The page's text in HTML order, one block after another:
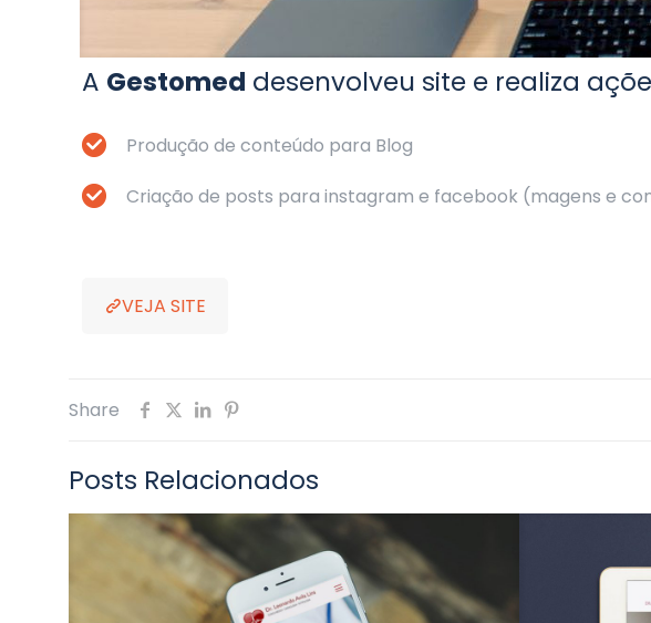
A Gestomed desenvolveu site e realiza
Produção de conteúdo para Blog
Criação de posts para instagram e facebook (magens e
VEJA SITE
Share
Posts Relacionados